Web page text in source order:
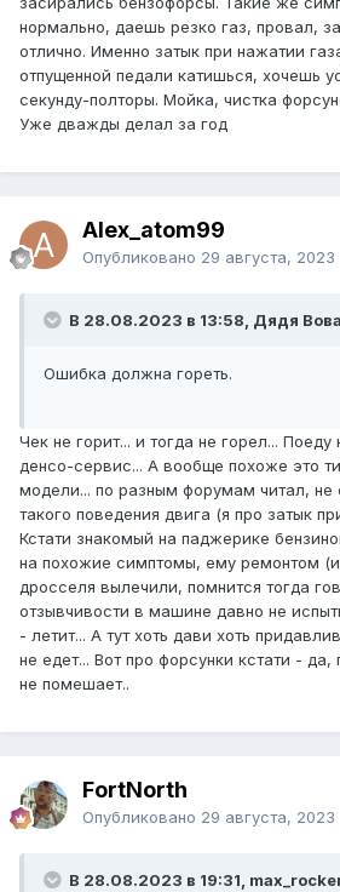
нормально, даешь резко газ, провал,
отлично. Именно затык при нажатии
отпущенной педали катишься, хочешь
секунду-полторы. Мойка, чистка
Уже дважды делал за год
Alex_atom99
Опубликовано 29 августа, 2023
В 28.08.2023 в 13:58, Дядя
Ошибка должна гореть.
Чек не горит... и тогда не горел...
денсо-сервис... А вообще похоже это
модели... по разным форумам читал, не
такого поведения двига (я про затык
Кстати знакомый на паджерике
на похожие симптомы, ему ремонтом
дросселя вылечили, помнится тогда
отзывчивости в машине давно не
- летит... А тут хоть дави хоть
не едет... Вот про форсунки кстати -
не помешает..
FоrtNorth
Опубликовано 29 августа, 2023
В 28.08.2023 в 19:31,